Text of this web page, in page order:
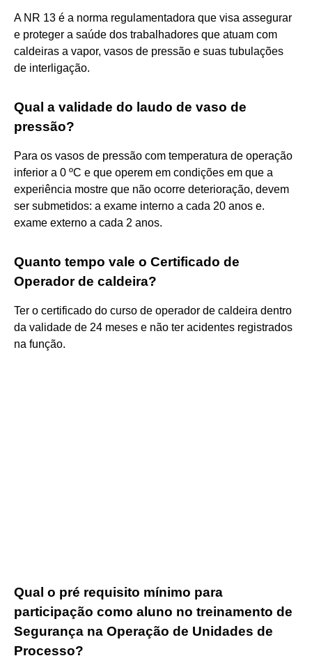
A NR 13 é a norma regulamentadora que visa assegurar
e proteger a saúde dos trabalhadores que atuam com
caldeiras a vapor, vasos de pressão e suas tubulações
de interligação.
Qual a validade do laudo de vaso de
pressão?
Para os vasos de pressão com temperatura de operação
inferior a 0 ºC e que operem em condições em que a
experiência mostre que não ocorre deterioração, devem
ser submetidos: a exame interno a cada 20 anos e.
exame externo a cada 2 anos.
Quanto tempo vale o Certificado de
Operador de caldeira?
Ter o certificado do curso de operador de caldeira dentro
da validade de 24 meses e não ter acidentes registrados
na função.
Qual o pré requisito mínimo para
participação como aluno no treinamento de
Segurança na Operação de Unidades de
Processo?